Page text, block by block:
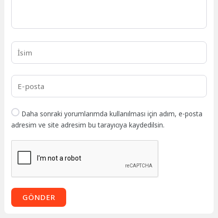
Daha sonraki yorumlarımda kullanılması için adım, e-posta
adresim ve site adresim bu tarayıcıya kaydedilsin.
GÖNDER